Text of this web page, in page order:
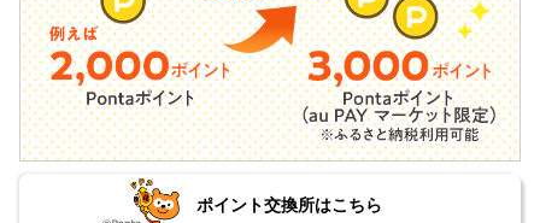
ポイント交換所はこちら